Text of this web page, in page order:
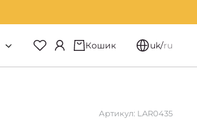
Кошик uk/ru
Артикул: LAR0435